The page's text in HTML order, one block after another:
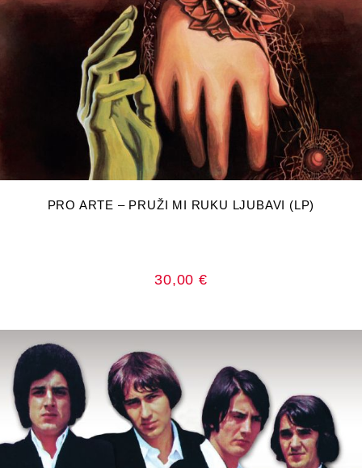
DODAJ U KOŠARICU
PRO ARTE – PRUŽI MI RUKU LJUBAVI (LP)
30,00 €